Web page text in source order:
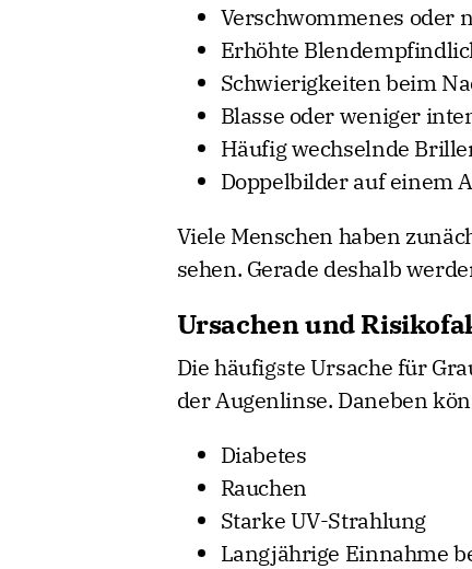
Verschwommenes oder
Erhöhte
Schwierigkeiten beim
Blasse oder weniger
Häufig wechselnde
Doppelbilder auf einem
Viele Menschen haben
sehen. Gerade deshalb
Ursachen und
Die häufigste Ursache für
der Augenlinse. Daneben
Diabetes
Rauchen
Starke UV-Strahlung
Langjährige Einnahme